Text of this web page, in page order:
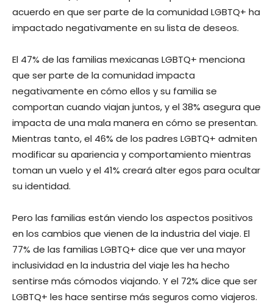
acuerdo en que ser parte de la comunidad LGBTQ+ ha
impactado negativamente en su lista de deseos.
El 47% de las familias mexicanas LGBTQ+ menciona
que ser parte de la comunidad impacta
negativamente en cómo ellos y su familia se
comportan cuando viajan juntos, y el 38% asegura que
impacta de una mala manera en cómo se presentan.
Mientras tanto, el 46% de los padres LGBTQ+ admiten
modificar su apariencia y comportamiento mientras
toman un vuelo y el 41% creará alter egos para ocultar
su identidad.
Pero las familias están viendo los aspectos positivos
en los cambios que vienen de la industria del viaje. El
77% de las familias LGBTQ+ dice que ver una mayor
inclusividad en la industria del viaje les ha hecho
sentirse más cómodos viajando. Y el 72% dice que ser
LGBTQ+ les hace sentirse más seguros como viajeros.